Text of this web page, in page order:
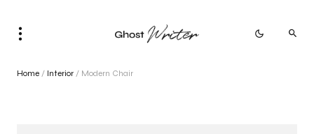
Home / Interior / Modern Chair